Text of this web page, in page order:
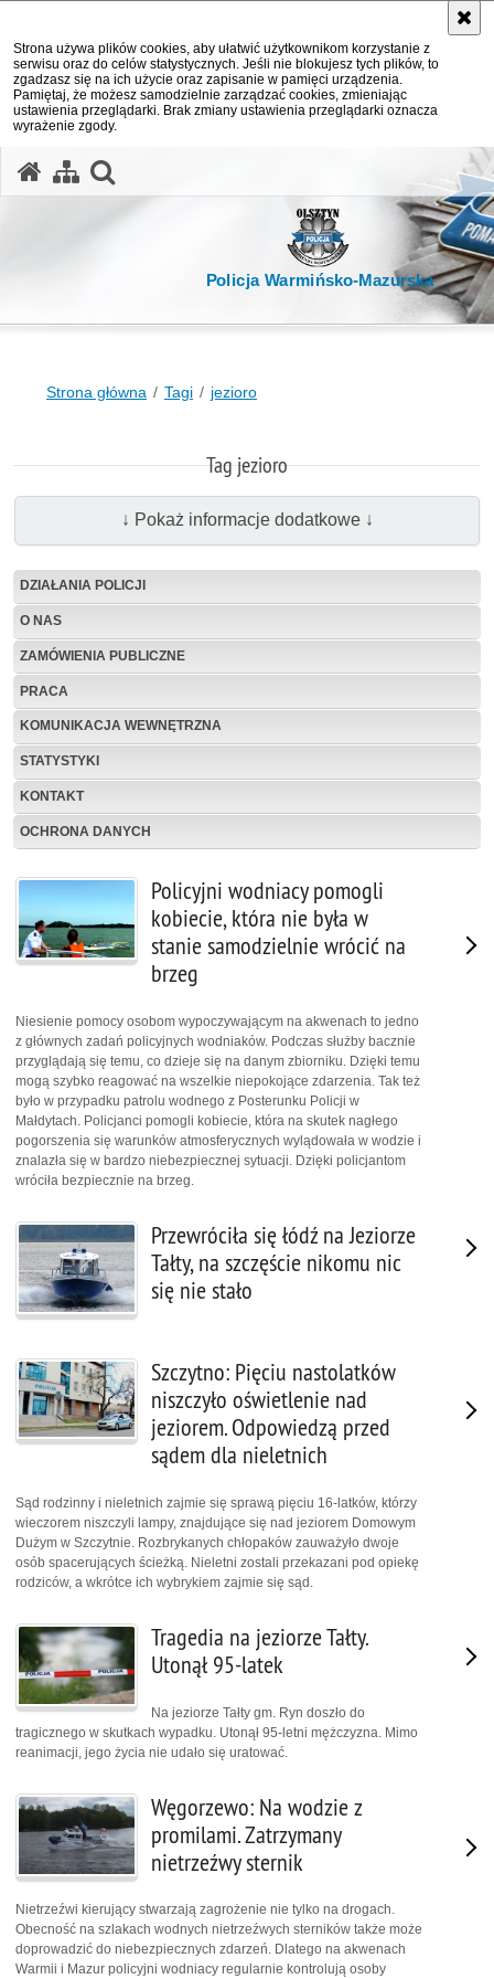
Strona używa plików cookies, aby ułatwić użytkownikom korzystanie z
serwisu oraz do celów statystycznych. Jeśli nie blokujesz tych plików, to
zgadzasz się na ich użycie oraz zapisanie w pamięci urządzenia.
Pamiętaj, że możesz samodzielnie zarządzać cookies, zmieniając
ustawienia przeglądarki. Brak zmiany ustawienia przeglądarki oznacza
wyrażenie zgody.
Policja Warmińsko-Mazurska
Strona główna Tagi jezioro
Tag jezioro
↓ Pokaż informacje dodatkowe ↓
DZIAŁANIA POLICJI
O NAS
ZAMÓWIENIA PUBLICZNE
PRACA
KOMUNIKACJA WEWNĘTRZNA
STATYSTYKI
KONTAKT
OCHRONA DANYCH
Policyjni wodniacy pomogli
kobiecie, która nie była w
stanie samodzielnie wrócić na
brzeg
Niesienie pomocy osobom wypoczywającym na akwenach to jedno
z głównych zadań policyjnych wodniaków. Podczas służby bacznie
przyglądają się temu, co dzieje się na danym zbiorniku. Dzięki temu
mogą szybko reagować na wszelkie niepokojące zdarzenia. Tak też
było w przypadku patrolu wodnego z Posterunku Policji w
Małdytach. Policjanci pomogli kobiecie, która na skutek nagłego
pogorszenia się warunków atmosferycznych wylądowała w wodzie i
znalazła się w bardzo niebezpiecznej sytuacji. Dzięki policjantom
wróciła bezpiecznie na brzeg.
Przewróciła się łódź na Jeziorze
Tałty, na szczęście nikomu nic
się nie stało
Szczytno: Pięciu nastolatków
niszczyło oświetlenie nad
jeziorem. Odpowiedzą przed
sądem dla nieletnich
Sąd rodzinny i nieletnich zajmie się sprawą pięciu 16-latków, którzy
wieczorem niszczyli lampy, znajdujące się nad jeziorem Domowym
Dużym w Szczytnie. Rozbrykanych chłopaków zauważyło dwoje
osób spacerujących ścieżką. Nieletni zostali przekazani pod opiekę
rodziców, a wkrótce ich wybrykiem zajmie się sąd.
Tragedia na jeziorze Tałty.
Utonął 95-latek
Na jeziorze Tałty gm. Ryn doszło do
tragicznego w skutkach wypadku. Utonął 95-letni mężczyzna. Mimo
reanimacji, jego życia nie udało się uratować.
Węgorzewo: Na wodzie z
promilami. Zatrzymany
nietrzeźwy sternik
Nietrzeźwi kierujący stwarzają zagrożenie nie tylko na drogach.
Obecność na szlakach wodnych nietrzeźwych sterników także może
doprowadzić do niebezpiecznych zdarzeń. Dlatego na akwenach
Warmii i Mazur policyjni wodniacy regularnie kontrolują osoby